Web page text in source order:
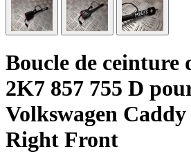
Boucle de ceinture
2K7 857 755 D
Volkswagen Caddy
Right Front